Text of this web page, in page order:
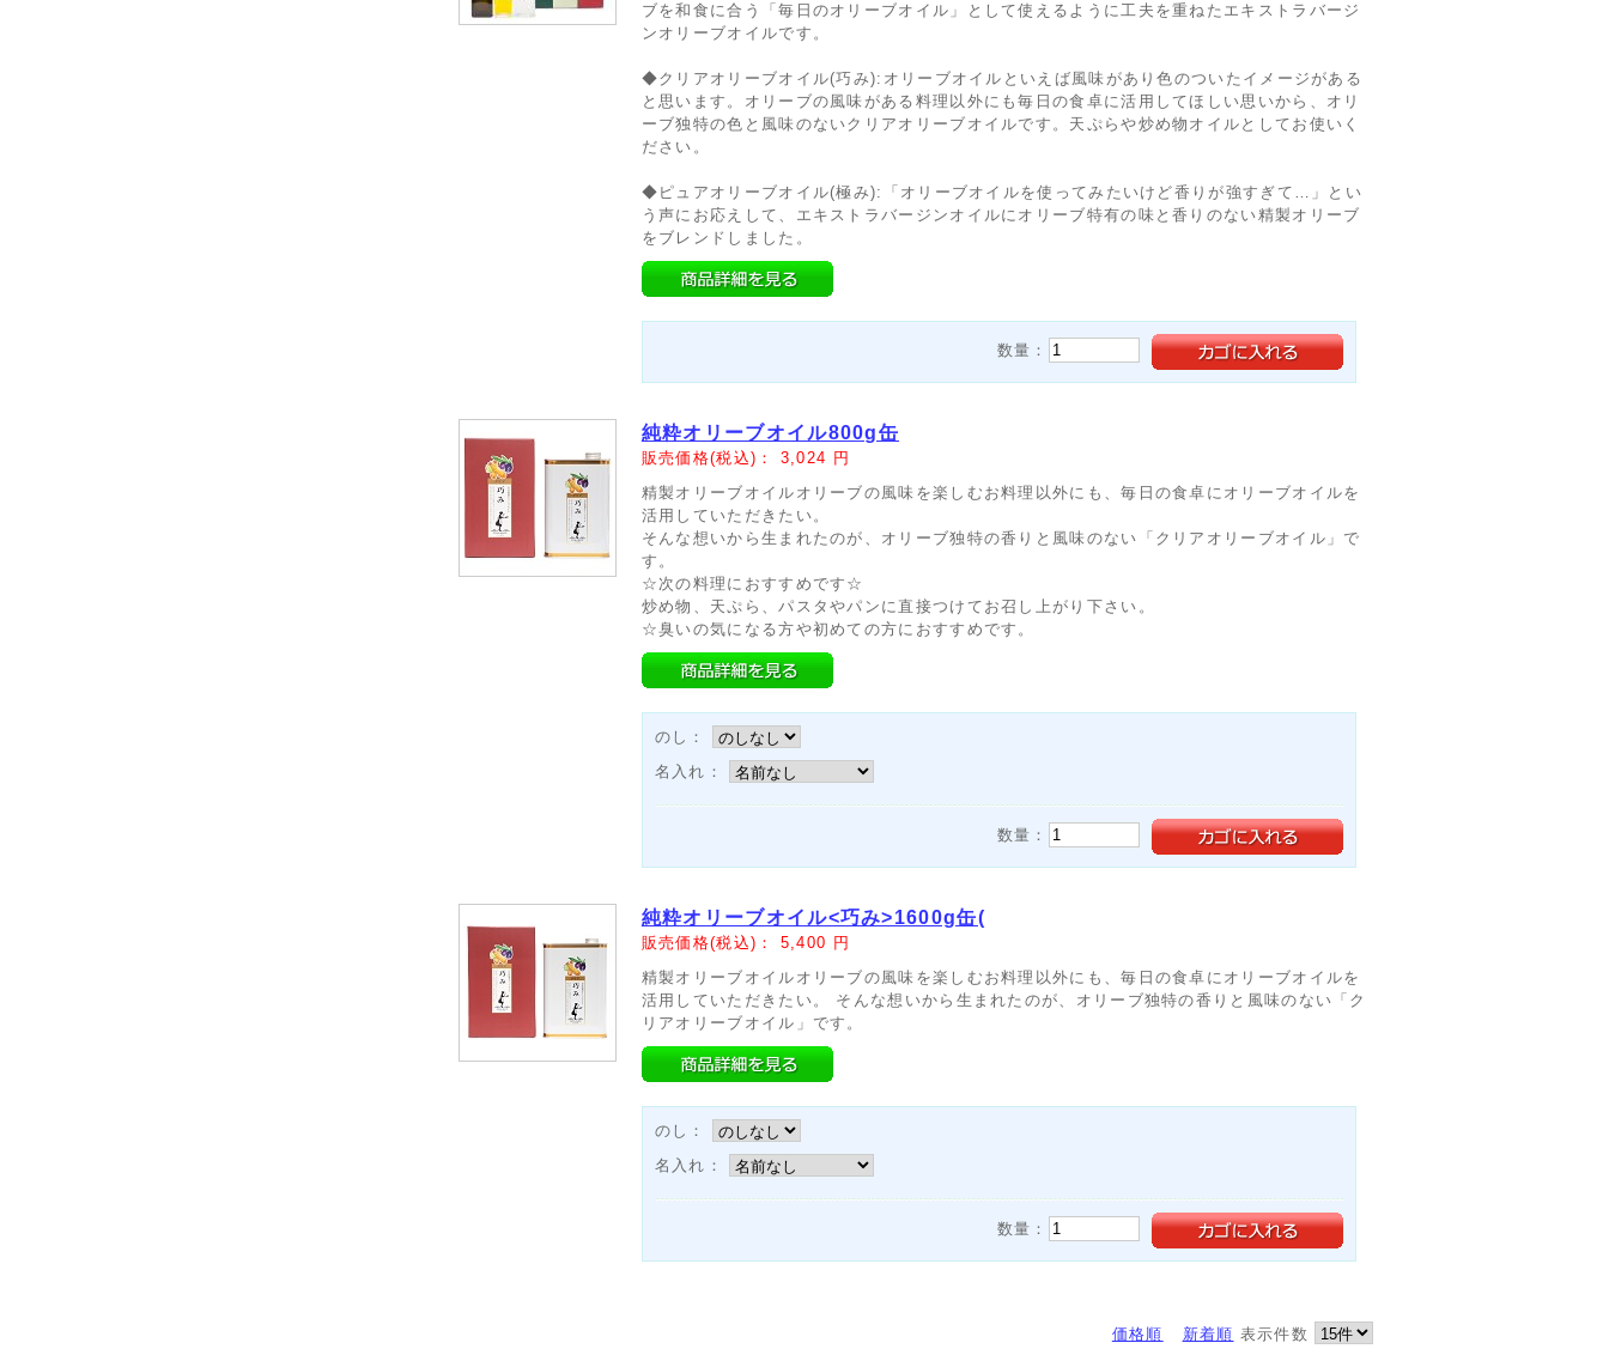
ブを和食に合う「毎日のオリーブオイル」として使えるように工夫を重ねたエキストラバージ
ンオリーブオイルです。
◆クリアオリーブオイル(巧み):オリーブオイルといえば風味があり色のついたイメージがある
と思います。オリーブの風味がある料理以外にも毎日の食卓に活用してほしい思いから、オリ
ーブ独特の色と風味のないクリアオリーブオイルです。天ぷらや炒め物オイルとしてお使いく
ださい。
◆ピュアオリーブオイル(極み):「オリーブオイルを使ってみたいけど香りが強すぎて…」とい
う声にお応えして、エキストラバージンオイルにオリーブ特有の味と香りのない精製オリーブ
をブレンドしました。
数量：
純粋オリーブオイル800g缶
販売価格(税込)： 3,024 円
精製オリーブオイルオリーブの風味を楽しむお料理以外にも、毎日の食卓にオリーブオイルを
活用していただきたい。
そんな想いから生まれたのが、オリーブ独特の香りと風味のない「クリアオリーブオイル」で
す。
☆次の料理におすすめです☆
炒め物、天ぷら、パスタやパンに直接つけてお召し上がり下さい。
☆臭いの気になる方や初めての方におすすめです。
のし：
名入れ：
数量：
純粋オリーブオイル<巧み>1600g缶(
販売価格(税込)： 5,400 円
精製オリーブオイルオリーブの風味を楽しむお料理以外にも、毎日の食卓にオリーブオイルを
活用していただきたい。 そんな想いから生まれたのが、オリーブ独特の香りと風味のない「ク
リアオリーブオイル」です。
のし：
名入れ：
数量：
価格順 新着順 表示件数